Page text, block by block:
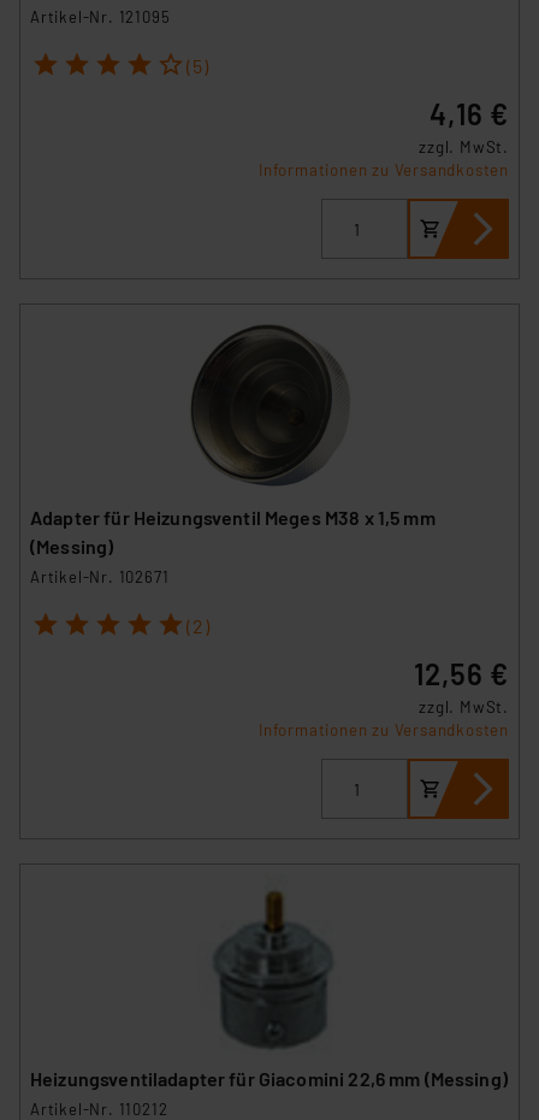
Artikel-Nr. 121095
1 2 3 4 5 (5)
4,16 €
zzgl. MwSt.
Informationen zu Versandkosten
Adapter für Heizungsventil Meges M38 x 1,5 mm
(Messing)
Artikel-Nr. 102671
1 2 3 4 5 (2)
12,56 €
zzgl. MwSt.
Informationen zu Versandkosten
Heizungsventiladapter für Giacomini 22,6 mm (Messing)
Artikel-Nr. 110212